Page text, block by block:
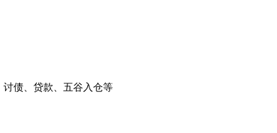
讨债、贷款、五谷入仓等